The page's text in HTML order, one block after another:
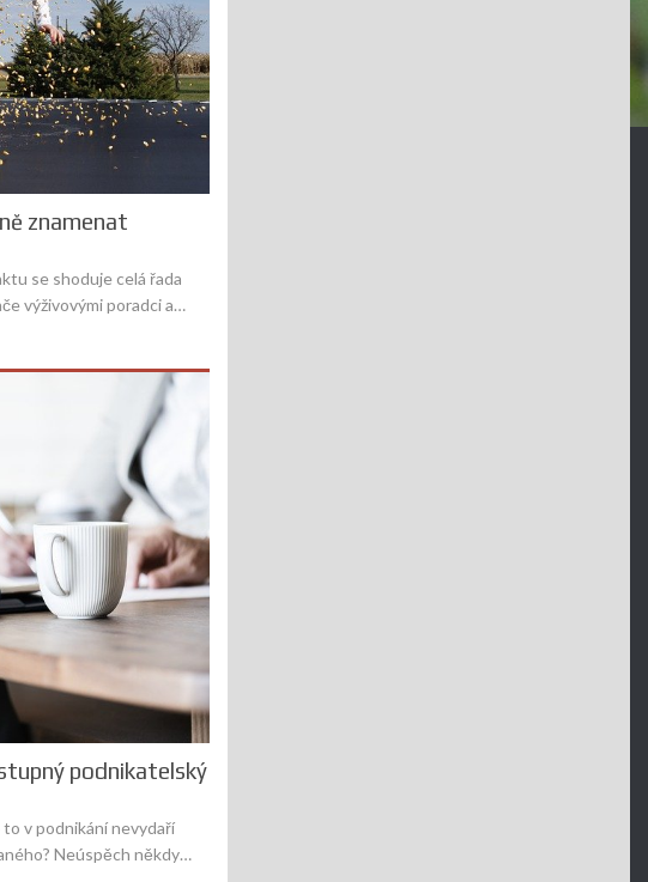
znamenat
se shoduje celá řada
výživovými poradci a…
podnikatelský
to v podnikání nevydaří
Neúspěch někdy…